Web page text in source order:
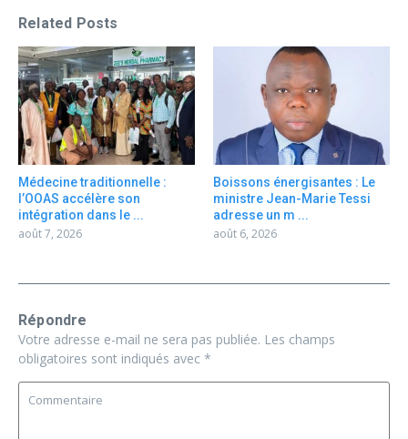
Related Posts
Médecine traditionnelle :
l’OOAS accélère son
intégration dans le ...
août 7, 2026
Boissons énergisantes : Le
ministre Jean-Marie Tessi
adresse un m ...
août 6, 2026
Répondre
Votre adresse e-mail ne sera pas publiée. Les champs
obligatoires sont indiqués avec *